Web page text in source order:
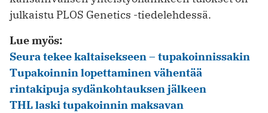
julkaistu PLOS Genetics -tiedelehdessä.
Lue myös:
Seura tekee kaltaisekseen – tupakoinnissakin
Tupakoinnin lopettaminen vähentää
rintakipuja sydänkohtauksen jälkeen
THL laski tupakoinnin maksavan